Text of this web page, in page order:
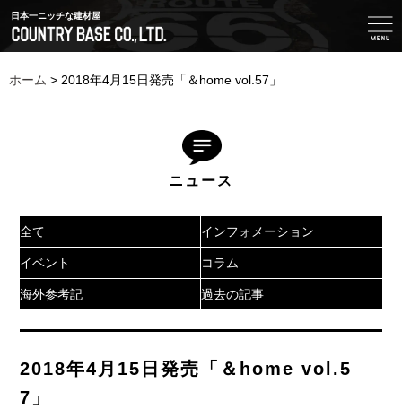
日本一ニッチな建材屋
ホーム > 2018年4月15日発売「＆home vol.57」
ニュース
全て インフォメーション
イベント コラム
海外参考記 過去の記事
2018年4月15日発売「＆home vol.5
7」